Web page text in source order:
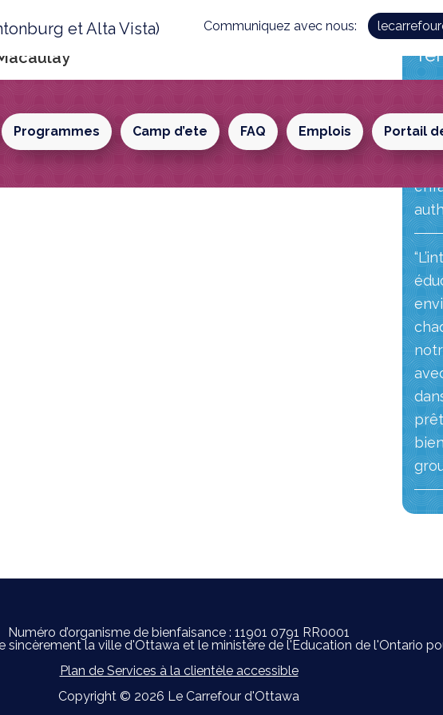
et Alta Vista) Communiquez avec nous:
Programmes Camp d’ete FAQ Emplois Portail
Numéro d’organisme de bienfaisance : 11901 0791 RR0001
sincèrement la ville d'Ottawa et le ministère de l'Education de l'Ontario
Plan de Services à la clientèle accessible
Copyright © 2026 Le Carrefour d'Ottawa